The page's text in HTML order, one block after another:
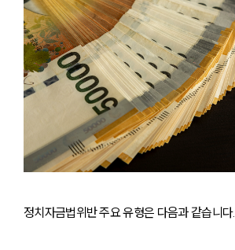
정치자금법위반 주요 유형은 다음과 같습니다.